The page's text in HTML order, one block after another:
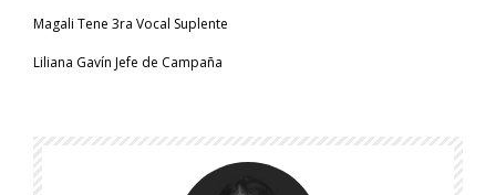
Magali Tene 3ra Vocal Suplente
Liliana Gavín Jefe de Campaña